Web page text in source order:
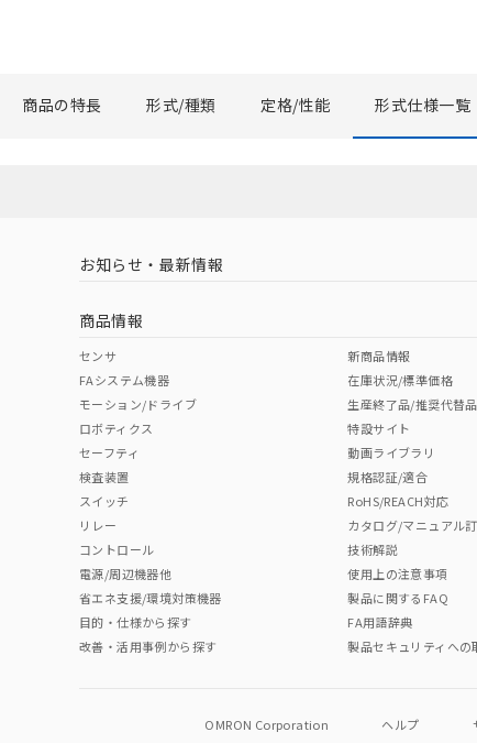
商品の特長 形式/種類 定格/性能 形式仕様一覧
お知らせ・最新情報
商品情報
センサ
FAシステム機器
モーション/ドライブ
ロボティクス
セーフティ
検査装置
スイッチ
リレー
コントロール
電源/周辺機器他
省エネ支援/環境対策機器
目的・仕様から探す
改善・活用事例から探す
新商品情報
在庫状況/標準価格
生産終了品/推奨代替品
特設サイト
動画ライブラリ
規格認証/適合
RoHS/REACH対応
カタログ/マニュアル
技術解説
使用上の注意事項
製品に関するFAQ
FA用語辞典
製品セキュリティへの
OMRON Corporation ヘルプ
さい。
※当社の共
いる法人を